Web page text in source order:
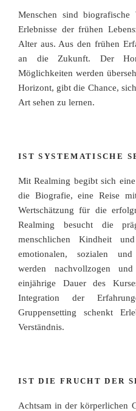
Menschen sind
Erlebnisse der frühen
Alter aus. Aus den frühen
an die Zukunft. Der
Möglichkeiten werden
Horizont, gibt die Chance,
Art sehen zu lernen.
IST SYSTEMATISCHE
Mit Realming begibt sich
die Biografie, eine Reise
Wertschätzung für die
Realming besucht die
menschlichen Kindheit
emotionalen, sozialen
werden nachvollzogen
einjährige Dauer des
Integration der
Gruppensetting schenkt
Verständnis.
IST DIE FRUCHT DER
Achtsam in der körperlichen